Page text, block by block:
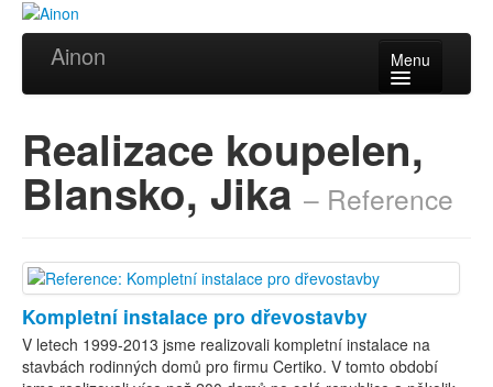
Ainon Menu
Služby
Reference
Certifikáty
Partneři
Realizace koupelen,
Blansko, Jika– Reference
Kompletní instalace pro dřevostavby
V letech 1999-2013 jsme realizovali kompletní instalace na
stavbách rodinných domů pro firmu Certiko. V tomto období